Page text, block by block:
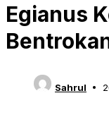
Egianus
Sahrul